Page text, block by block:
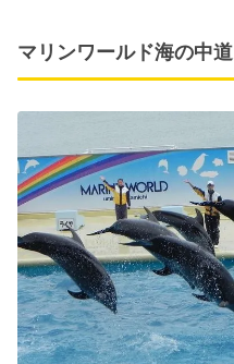
マリンワールド海の中道